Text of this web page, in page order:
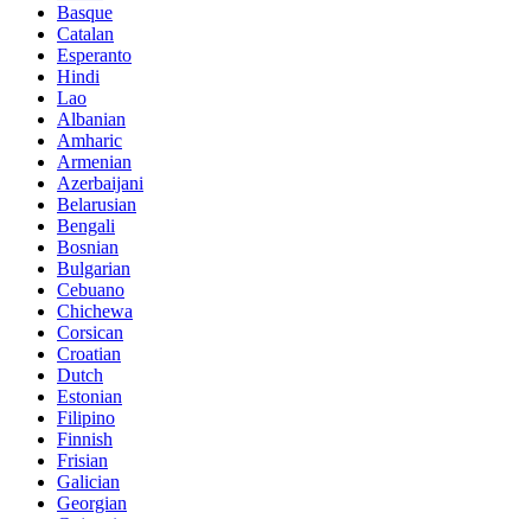
Basque
Catalan
Esperanto
Hindi
Lao
Albanian
Amharic
Armenian
Azerbaijani
Belarusian
Bengali
Bosnian
Bulgarian
Cebuano
Chichewa
Corsican
Croatian
Dutch
Estonian
Filipino
Finnish
Frisian
Galician
Georgian